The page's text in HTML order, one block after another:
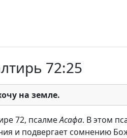
72:25
на земле.
72, псалмеАсафа. В этом
и подвергает сомнению